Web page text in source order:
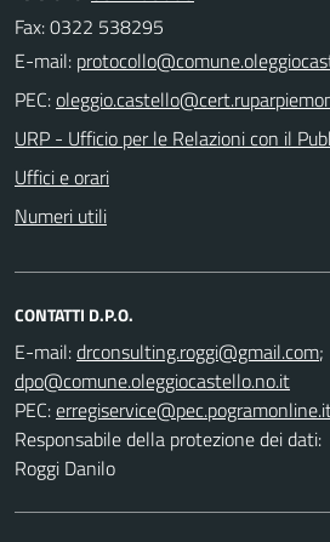
Fax: 0322 538295
E-mail:
PEC:
URP - Ufficio per le Relazioni con il
Uffici e orari
Numeri utili
CONTATTI D.P.O.
E-mail:
;
PEC:
Responsabile della protezione dei dati:
Roggi Danilo